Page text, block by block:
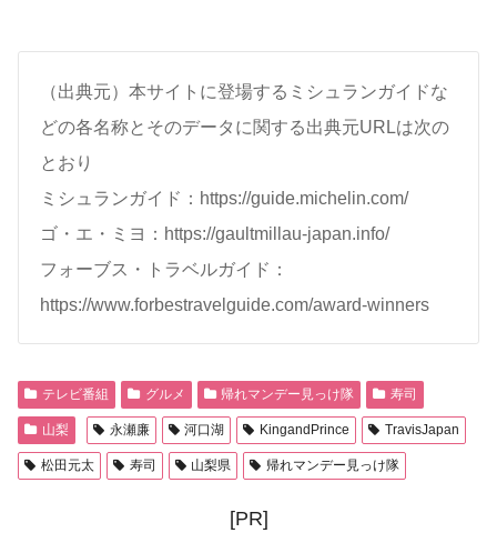
（出典元）本サイトに登場するミシュランガイドな
どの各名称とそのデータに関する出典元URLは次の
とおり
ミシュランガイド：https://guide.michelin.com/
ゴ・エ・ミヨ：https://gaultmillau-japan.info/
フォーブス・トラベルガイド：
https://www.forbestravelguide.com/award-winners
テレビ番組 グルメ 帰れマンデー見っけ隊 寿司
山梨 永瀬廉 河口湖 KingandPrince TravisJapan
松田元太 寿司 山梨県 帰れマンデー見っけ隊
[PR]